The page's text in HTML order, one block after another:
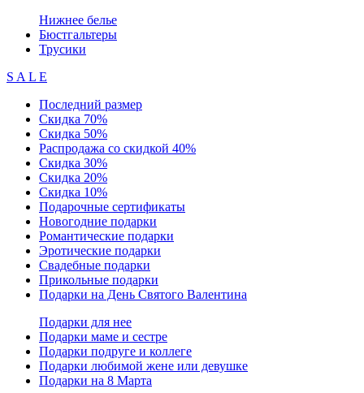
Нижнее белье
Бюстгальтеры
Трусики
S A L E
Последний размер
Скидка 70%
Скидка 50%
Распродажа со скидкой 40%
Скидка 30%
Скидка 20%
Скидка 10%
Подарочные сертификаты
Новогодние подарки
Романтические подарки
Эротические подарки
Свадебные подарки
Прикольные подарки
Подарки на День Святого Валентина
Подарки для нее
Подарки маме и сестре
Подарки подруге и коллеге
Подарки любимой жене или девушке
Подарки на 8 Марта